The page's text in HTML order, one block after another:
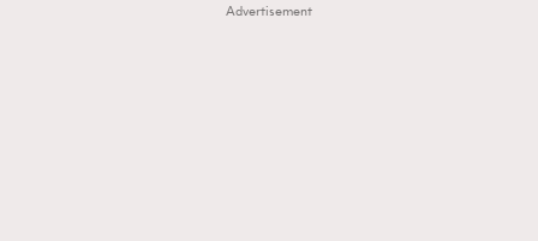
Advertisement